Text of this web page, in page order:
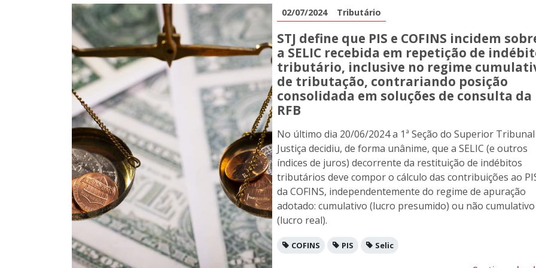
02/07/2024 Tributário
STJ define que PIS e COFINS incidem
a SELIC recebida em repetição de
tributário, inclusive no regime
de tributação, contrariando posição
consolidada em soluções de consulta da
RFB
No último dia 20/06/2024 a 1ª Seção do Superior Tribunal
Justiça decidiu, de forma unânime, que a SELIC (e outros
índices de juros) decorrente da restituição de indébitos
tributários deve compor o cálculo das contribuições ao
da COFINS, independentemente do regime de apuração
adotado: cumulativo (lucro presumido) ou não cumulativo
(lucro real).
COFINS PIS Selic